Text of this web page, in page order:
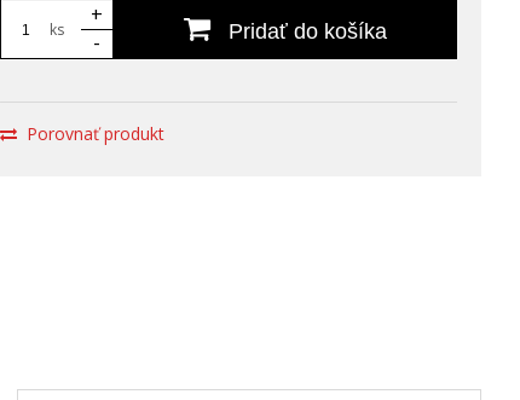
ks
+
-
Pridať do košíka
Porovnať produkt